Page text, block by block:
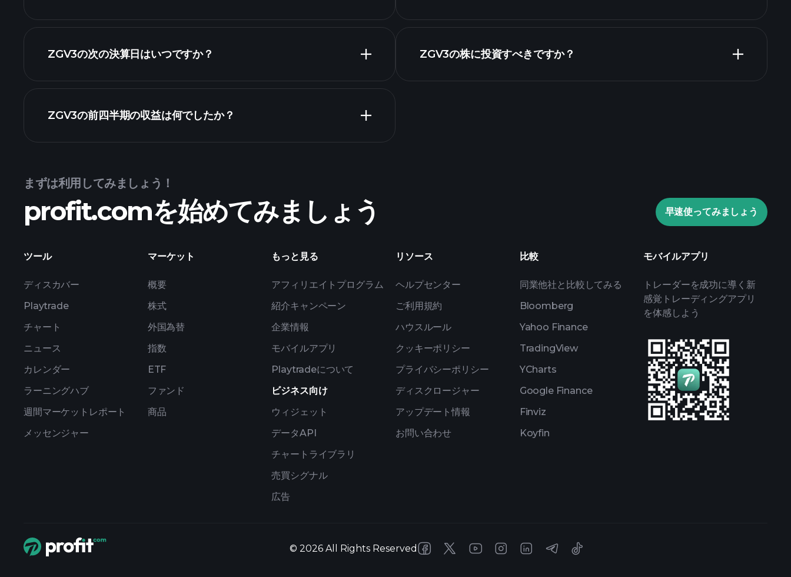
ZGV3の次の決算日はいつですか？
決算
カレンダー
ZGV3の前四半期の収益は何でしたか？
の収益
Playtrade Tournaments
ZGV3の株に投資すべきですか？
ウォッチリスト
まずは利用してみましょう！
profit.comを始めてみましょう 早速使ってみましょう
ツール
ディスカバー
Playtrade
チャート
ニュース
カレンダー
ラーニングハブ
週間マーケットレポート
メッセンジャー
マーケット
概要
株式
外国為替
指数
ETF
ファンド
商品
もっと見る
アフィリエイトプログラム
紹介キャンペーン
企業情報
モバイルアプリ
Playtradeについて
ビジネス向け
ウィジェット
データAPI
チャートライブラリ
売買シグナル
広告
リソース
ヘルプセンター
ご利用規約
ハウスルール
クッキーポリシー
プライバシーポリシー
ディスクロージャー
アップデート情報
お問い合わせ
比較
同業他社と比較してみる
Bloomberg
Yahoo Finance
TradingView
YCharts
Google Finance
Finviz
Koyfin
モバイルアプリ
トレーダーを成功に導く新
感覚トレーディングアプリ
を体感しよう
© 2026 All Rights Reserved